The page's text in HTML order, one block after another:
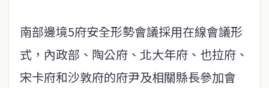
南部邊境5府安全形勢會議採用在線會議形
式，內政部、陶公府、北大年府、也拉府、
宋卡府和沙敦府的府尹及相關縣長參加會